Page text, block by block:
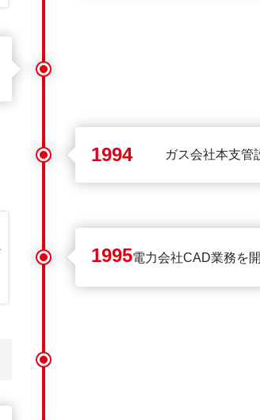
1994 ガス会社本支管
1995電力会社CAD業務を